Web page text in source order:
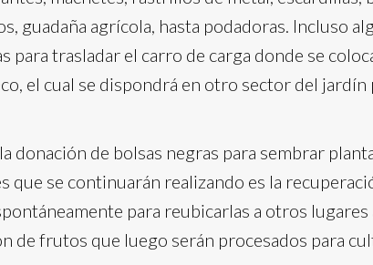
guadaña agrícola, hasta podadoras. Incluso
para trasladar el carro de carga donde se
el cual se dispondrá en otro sector del
donación de bolsas negras para sembrar
que se continuarán realizando es la
para reubicarlas a otros lugares
de frutos que luego serán procesados para